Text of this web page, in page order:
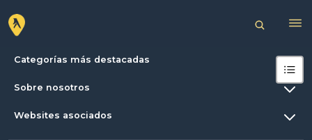
Categorías más destacadas
Sobre nosotros
Websites asociados